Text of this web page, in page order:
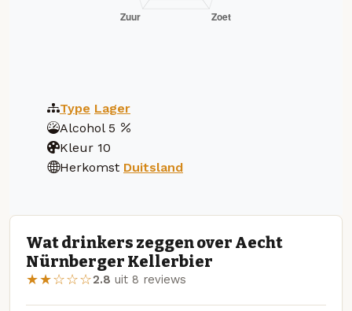
Type Lager
Alcohol 5
Kleur 10
Herkomst Duitsland
Wat drinkers zeggen over Aecht
Nürnberger Kellerbier
★★☆☆☆2.8 uit 8 reviews